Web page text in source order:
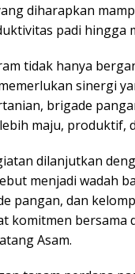
diharapkan
padi hingga
tidak hanya
sinergi
brigade
maju, produktif,
dilanjutkan
menjadi wadah
pangan, dan
komitmen bersama
Asam.